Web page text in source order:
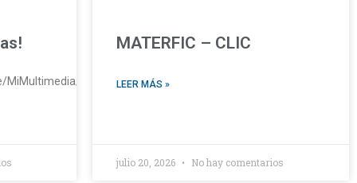
MiMultimedia/2026/ActivaciónFisica.mp4https://
MATERFIC – CLIC
LEER MÁS »
julio 20, 2026 No hay comentarios